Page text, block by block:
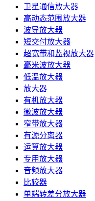
卫星通信放大器
高动态范围放大器
波导放大器
短交付放大器
超宽带和监视放大器
毫米波放大器
低温放大器
放大器
有机放大器
微波放大器
窄带放大器
有源分离器
运算放大器
专用放大器
音频放大器
比较器
单端转差分放大器